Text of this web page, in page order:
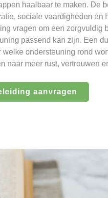
haalbaar te maken. De
sociale vaardigheden en
vragen om een zorgvuldig
passend kan zijn. Een
welke ondersteuning rond
naar meer rust, vertrouwen
aanvragen